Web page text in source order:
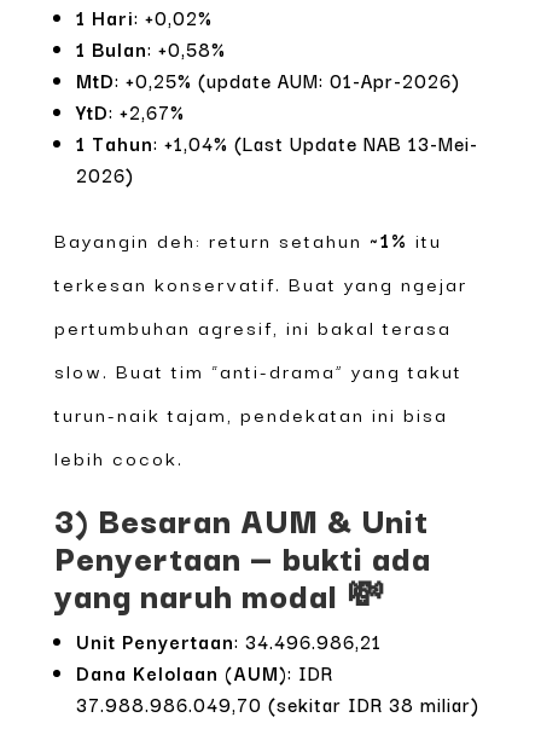
1 Hari: +0,02%
1 Bulan: +0,58%
MtD: +0,25% (update AUM: 01-Apr-2026)
YtD: +2,67%
1 Tahun: +1,04% (Last Update NAB 13-Mei-
2026)
Bayangin deh: return setahun ~1% itu
terkesan konservatif. Buat yang ngejar
pertumbuhan agresif, ini bakal terasa
slow. Buat tim “anti-drama” yang takut
turun-naik tajam, pendekatan ini bisa
lebih cocok.
3) Besaran AUM & Unit
Penyertaan — bukti ada
yang naruh modal 💸
Unit Penyertaan: 34.496.986,21
Dana Kelolaan (AUM): IDR
37.988.986.049,70 (sekitar IDR 38 miliar)